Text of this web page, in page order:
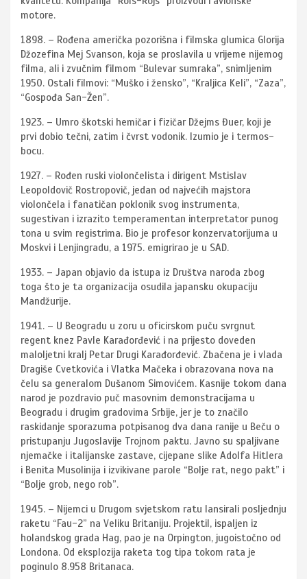
motore.
1898. – Rođena američka pozorišna i filmska glumica Glorija
Džozefina Mej Svanson, koja se proslavila u vrijeme nijemog
filma, ali i zvučnim filmom “Bulevar sumraka”, snimljenim
1950. Ostali filmovi: “Muško i žensko”, “Kraljica Keli”, “Zaza”,
“Gospođa San-Žen”.
1923. – Umro škotski hemičar i fizičar Džejms Đuer, koji je
prvi dobio tečni, zatim i čvrst vodonik. Izumio je i termos-
bocu.
1927. – Rođen ruski violončelista i dirigent Mstislav
Leopoldovič Rostropovič, jedan od najvećih majstora
violončela i fanatičan poklonik svog instrumenta,
sugestivan i izrazito temperamentan interpretator punog
tona u svim registrima. Bio je profesor konzervatorijuma u
Moskvi i Lenjingradu, a 1975. emigrirao je u SAD.
1933. – Japan objavio da istupa iz Društva naroda zbog
toga što je ta organizacija osudila japansku okupaciju
Mandžurije.
1941. – U Beogradu u zoru u oficirskom puču svrgnut
regent knez Pavle Karađorđević i na prijesto doveden
maloljetni kralj Petar Drugi Karađorđević. Zbačena je i vlada
Dragiše Cvetkovića i Vlatka Mačeka i obrazovana nova na
čelu sa generalom Dušanom Simovićem. Kasnije tokom dana
narod je pozdravio puč masovnim demonstracijama u
Beogradu i drugim gradovima Srbije, jer je to značilo
raskidanje sporazuma potpisanog dva dana ranije u Beču o
pristupanju Jugoslavije Trojnom paktu. Javno su spaljivane
njemačke i italijanske zastave, cijepane slike Adolfa Hitlera
i Benita Musolinija i izvikivane parole “Bolje rat, nego pakt” i
“Bolje grob, nego rob”.
1945. – Nijemci u Drugom svjetskom ratu lansirali posljednju
raketu “Fau-2” na Veliku Britaniju. Projektil, ispaljen iz
holandskog grada Hag, pao je na Orpington, jugoistočno od
Londona. Od eksplozija raketa tog tipa tokom rata je
poginulo 8.958 Britanaca.